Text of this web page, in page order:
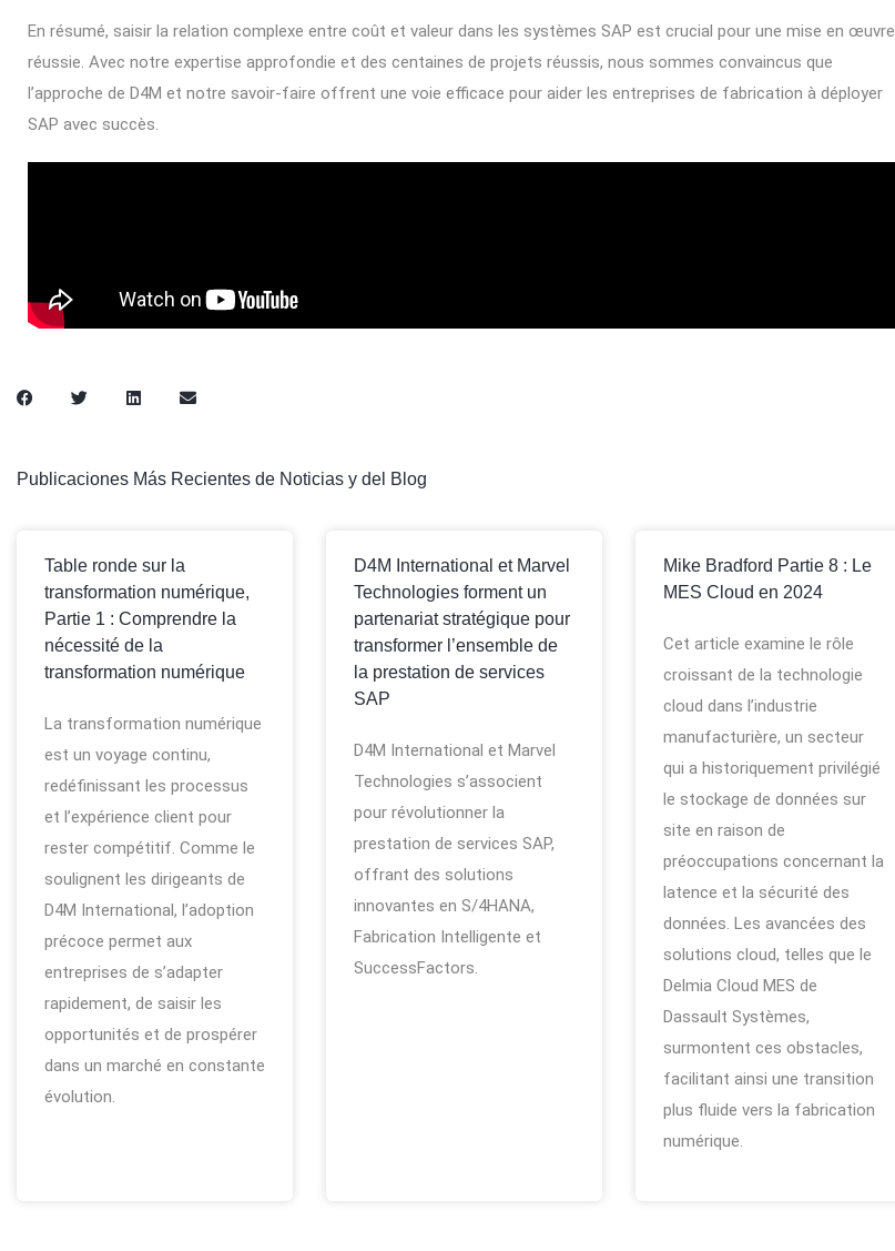
En résumé, saisir la relation complexe entre coût et valeur dans les systèmes SAP est crucial pour une mise en œuvre
réussie. Avec notre expertise approfondie et des centaines de projets réussis, nous sommes convaincus que
l’approche de D4M et notre savoir-faire offrent une voie efficace pour aider les entreprises de fabrication à déployer
SAP avec succès.
Publicaciones Más Recientes de Noticias y del Blog
Table ronde sur la
transformation numérique,
Partie 1 : Comprendre la
nécessité de la
transformation numérique
La transformation numérique
est un voyage continu,
redéfinissant les processus
et l’expérience client pour
rester compétitif. Comme le
soulignent les dirigeants de
D4M International, l’adoption
précoce permet aux
entreprises de s’adapter
rapidement, de saisir les
opportunités et de prospérer
dans un marché en constante
évolution.
D4M International et Marvel
Technologies forment un
partenariat stratégique pour
transformer l’ensemble de
la prestation de services
SAP
D4M International et Marvel
Technologies s’associent
pour révolutionner la
prestation de services SAP,
offrant des solutions
innovantes en S/4HANA,
Fabrication Intelligente et
SuccessFactors.
Mike Bradford Partie 8 : Le
MES Cloud en 2024
Cet article examine le rôle
croissant de la technologie
cloud dans l’industrie
manufacturière, un secteur
qui a historiquement privilégié
le stockage de données sur
site en raison de
préoccupations concernant la
latence et la sécurité des
données. Les avancées des
solutions cloud, telles que le
Delmia Cloud MES de
Dassault Systèmes,
surmontent ces obstacles,
facilitant ainsi une transition
plus fluide vers la fabrication
numérique.